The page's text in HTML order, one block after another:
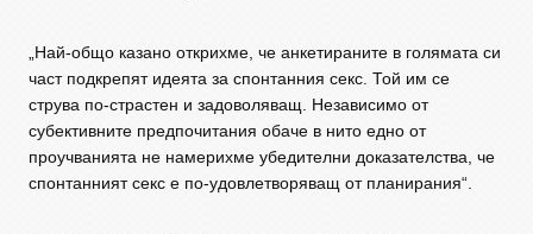
„Най-общо казано открихме, че анкетираните в голямата си
част подкрепят идеята за спонтанния секс. Той им се
струва по-страстен и задоволяващ. Независимо от
субективните предпочитания обаче в нито едно от
проучванията не намерихме убедителни доказателства, че
спонтанният секс е по-удовлетворяващ от планирания“.